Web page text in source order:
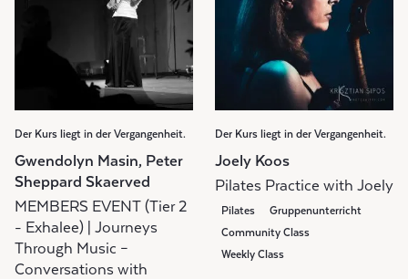
Der Kurs liegt in der Vergangenheit.
Gwendolyn Masin, Peter
Sheppard Skaerved
MEMBERS EVENT (Tier 2
- Exhalee) | Journeys
Through Music –
Conversations with
Der Kurs liegt in der Vergangenheit.
Joely Koos
Pilates Practice with Joely
Pilates
Gruppenunterricht
Community Class
Weekly Class